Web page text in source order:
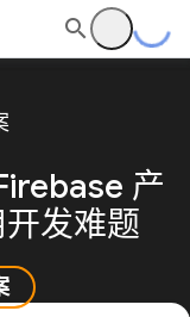
产
发难题